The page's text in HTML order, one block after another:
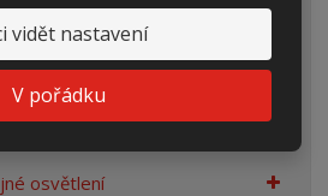
vidět nastavení
V pořádku
osvětlení